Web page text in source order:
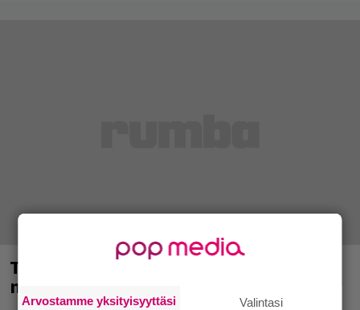
Tampereella sunnuntaina superpäivä –
nämä artistit mukana
Arvostamme yksityisyyttäsi Valintasi